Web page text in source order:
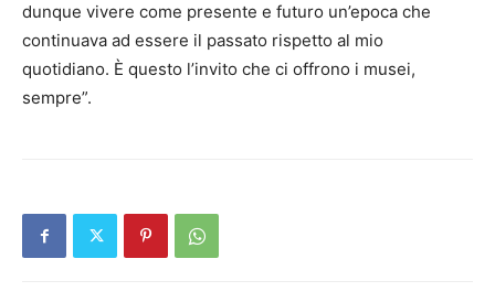
dunque vivere come presente e futuro un’epoca che
continuava ad essere il passato rispetto al mio
quotidiano. È questo l’invito che ci offrono i musei,
sempre”.